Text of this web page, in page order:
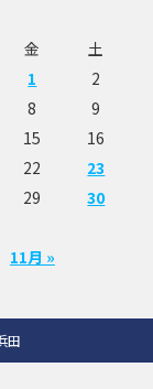
金 土
11月 »
1
2
8
9
15
16
22
23
29
30
田